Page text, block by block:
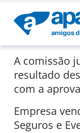
A comissão
resultado
com a
Empresa
Seguros e